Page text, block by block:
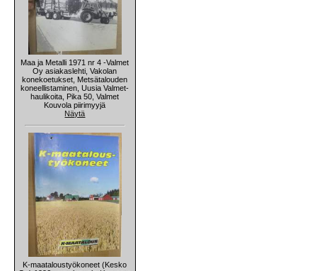
Maa ja Metalli 1971 nr 4 -Valmet
Oy asiakaslehti, Vakolan
konekoetukset, Metsätalouden
koneellistaminen, Uusia Valmet-
haulikoita, Pika 50, Valmet
Kouvola piirimyyjä
Näytä
K-maataloustyökoneet (Kesko